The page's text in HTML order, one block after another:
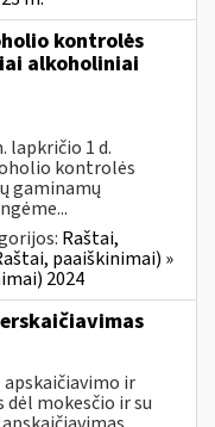
kontrolės
alkoholiniai
lapkričio 1 d.
kontrolės
gaminamų
Raštai,
paaiškinimai) »
2024
apskaičiavimo ir
mokesčio ir su